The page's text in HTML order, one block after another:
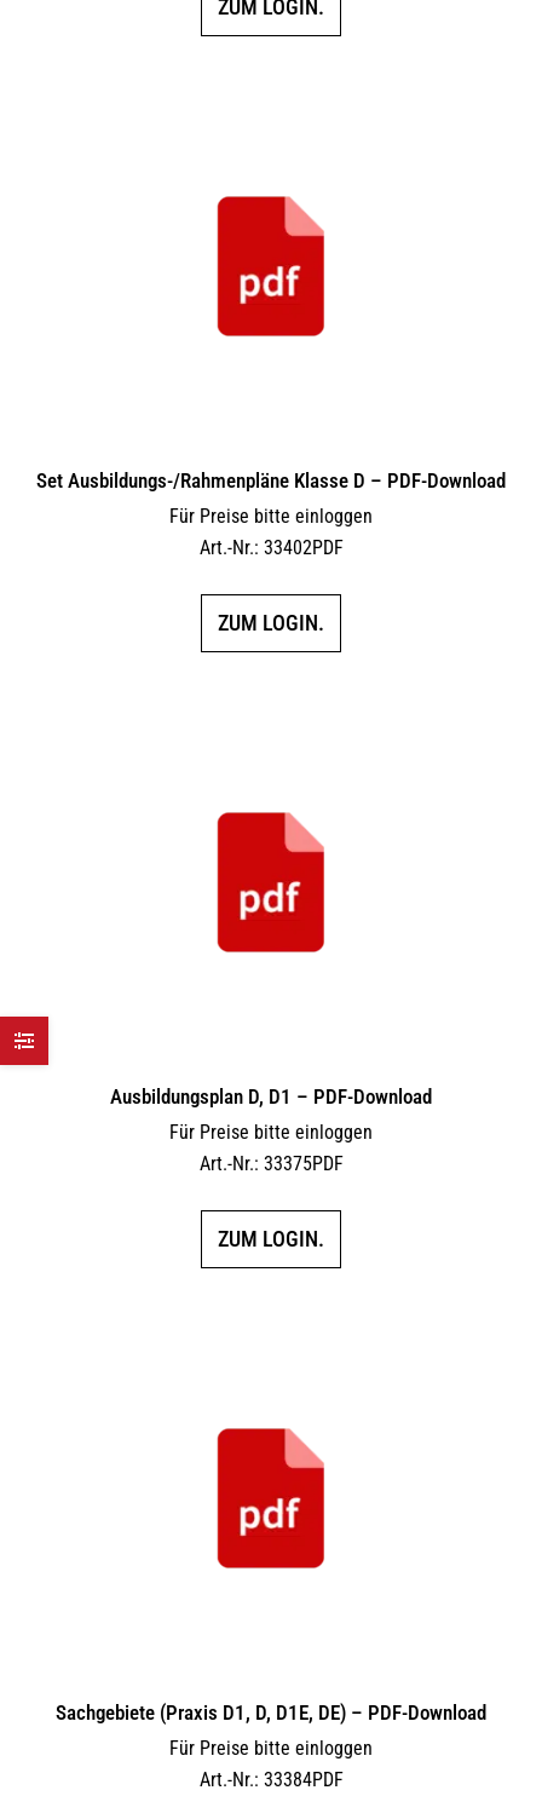
ZUM LOGIN.
Set Ausbildungs-/Rahmenpläne Klasse D – PDF-Download
Für Preise bitte einloggen
Art.-Nr.: 33402PDF
ZUM LOGIN.
Ausbildungsplan D, D1 – PDF-Download
Für Preise bitte einloggen
Art.-Nr.: 33375PDF
ZUM LOGIN.
Sachgebiete (Praxis D1, D, D1E, DE) – PDF-Download
Für Preise bitte einloggen
Art.-Nr.: 33384PDF